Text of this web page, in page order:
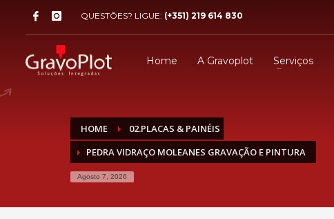
QUESTÕES? LIGUE: (+351) 219 614 830
Home A Gravoplot Serviços
HOME
02.PLACAS & PAINÉIS
PEDRA VIDRAÇO MOLEANES GRAVAÇÃO E PINTURA
Agosto 7, 2026